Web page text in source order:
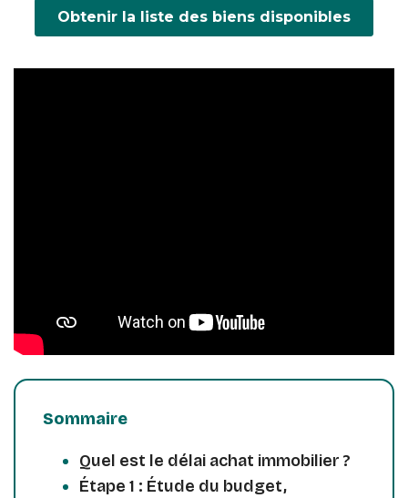
Sommaire
Quel est le délai achat immobilier ?
Étape 1 : Étude du budget,